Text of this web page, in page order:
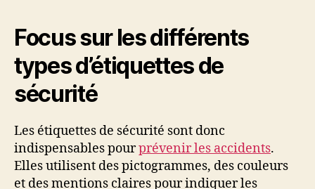
Focus sur les différents
types d’étiquettes de
sécurité
Les étiquettes de sécurité sont donc
indispensables pourprévenir les accidents.
Elles utilisent des pictogrammes, des couleurs
et des mentions claires pour indiquer les